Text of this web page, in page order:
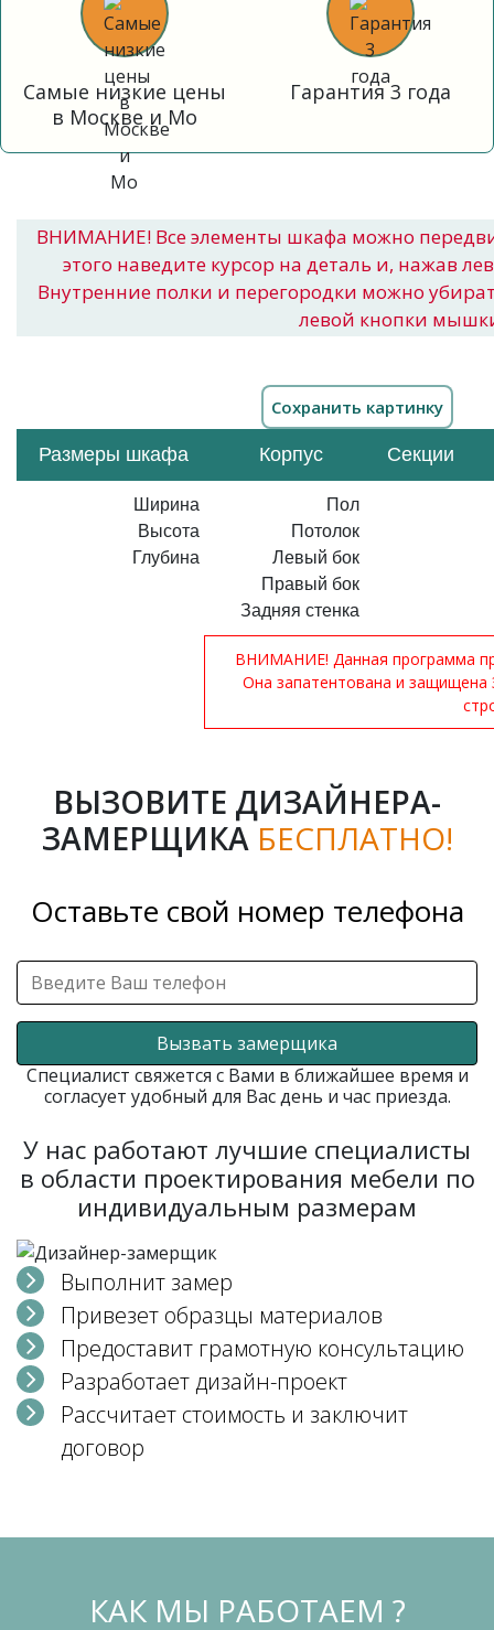
Самые низкие цены
в Москве и Мо
Гарантия 3 года
ВНИМАНИЕ! Все элементы шкафа можно
этого наведите курсор на деталь и, нажав
Внутренние полки и перегородки можно
левой кнопки
Размеры шкафа Корпус Секции
Ширина
Высота
Глубина
Пол
Потолок
Левый бок
Правый бок
Задняя стенка
ВНИМАНИЕ! Данная программа
Она запатентована и
ВЫЗОВИТЕ ДИЗАЙНЕРА-
ЗАМЕРЩИКА БЕСПЛАТНО!
Оставьте свой номер телефона
Вызвать замерщика
Специалист свяжется с Вами в ближайшее время и
согласует удобный для Вас день и час приезда.
У нас работают лучшие специалисты
в области проектирования мебели по
индивидуальным размерам
Выполнит замер
Привезет образцы материалов
Предоставит грамотную консультацию
Разработает дизайн-проект
Рассчитает стоимость и заключит
договор
КАК МЫ РАБОТАЕМ ?